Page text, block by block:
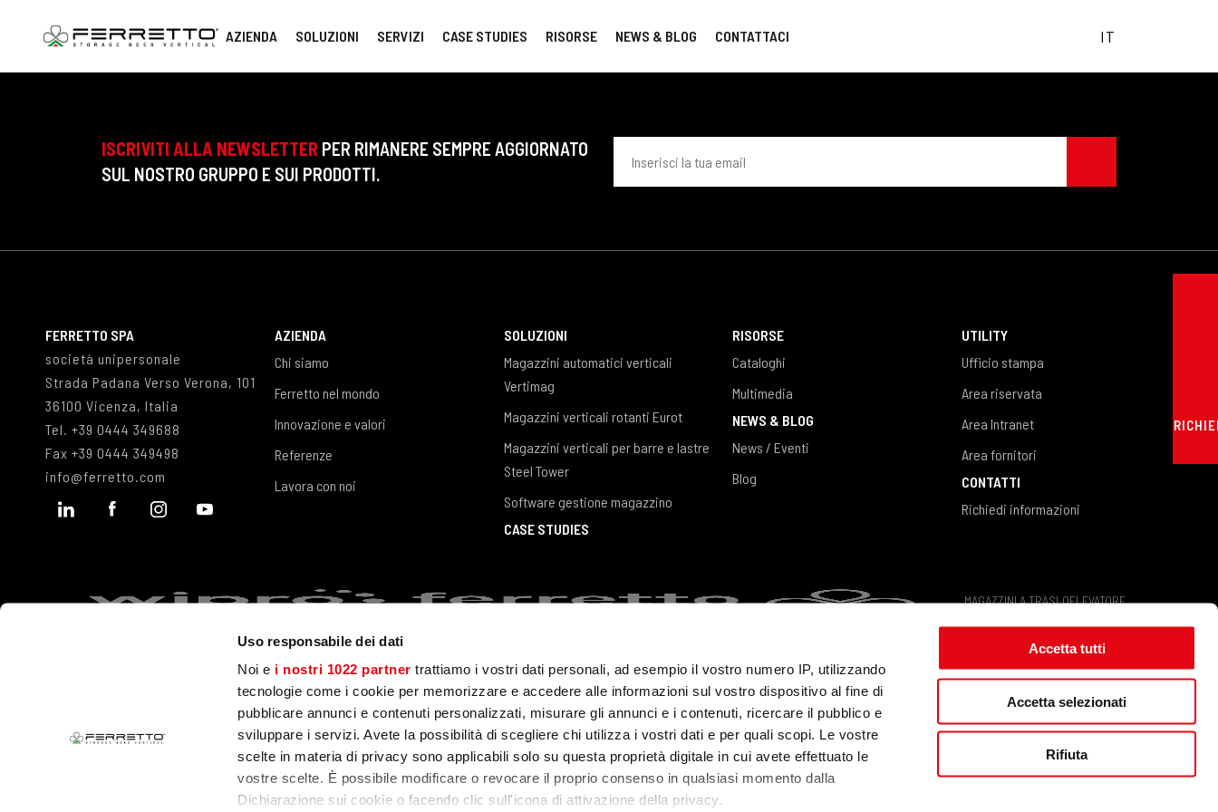
Uso responsabile dei dati
Noi e i nostri 1022 partner trattiamo i vostri dati personali, ad esempio il vostro numero IP, utilizzando
tecnologie come i cookie per memorizzare e accedere alle informazioni sul vostro dispositivo al fine di
pubblicare annunci e contenuti personalizzati, misurare gli annunci e i contenuti, ricercare il pubblico e
sviluppare i servizi. Avete la possibilità di scegliere chi utilizza i vostri dati e per quali scopi. Le vostre
scelte in materia di privacy sono applicabili solo su questa proprietà digitale in cui avete effettuato le
vostre scelte. È possibile modificare o revocare il proprio consenso in qualsiasi momento dalla
Dichiarazione sui cookie o facendo clic sull'icona di attivazione della privacy.
Accetta tutti
Accetta selezionati
Rifiuta
AZIENDA SOLUZIONI SERVIZI CASE STUDIES RISORSE NEWS & BLOG CONTATTACI IT
ISCRIVITI ALLA NEWSLETTER PER RIMANERE SEMPRE AGGIORNATO
SUL NOSTRO GRUPPO E SUI PRODOTTI.
FERRETTO SPA
società unipersonale
Strada Padana Verso Verona, 101
36100 Vicenza, Italia
Tel. +39 0444 349688
Fax +39 0444 349498
info@ferretto.com
AZIENDA
Chi siamo
Ferretto nel mondo
Innovazione e valori
Referenze
Lavora con noi
SOLUZIONI
Magazzini automatici verticali
Vertimag
Magazzini verticali rotanti Eurot
Magazzini verticali per barre e lastre
Steel Tower
Software gestione magazzino
CASE STUDIES
RISORSE
Cataloghi
Multimedia
NEWS & BLOG
News / Eventi
Blog
UTILITY
Ufficio stampa
Area riservata
Area Intranet
Area fornitori
CONTATTI
Richiedi informazioni
MAGAZZINI A TRASLOELEVATORE
P.IVA 00149440240Company InfoPrivacy PolicyCookie policyWhistleblower …another Neosperience ® site